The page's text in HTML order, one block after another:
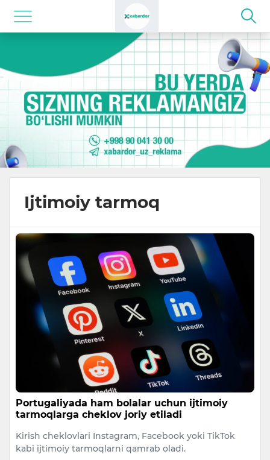
Ijtimoiy tarmoq
Portugaliyada ham bolalar uchun ijtimoiy
tarmoqlarga cheklov joriy etiladi
Kirish cheklovlari Instagram, Facebook yoki TikTok
kabi ijtimoiy tarmoqlarni qamrab oladi.